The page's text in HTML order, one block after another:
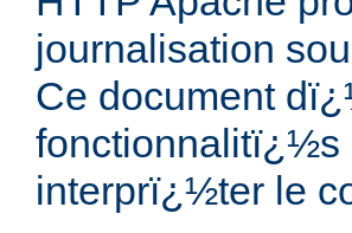
journalisation
Ce document
fonctionnalitï¿½s
interprï¿½ter le